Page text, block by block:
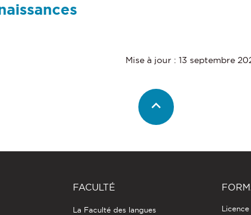
Mise à jour : 13 septembre
FACULTÉ
La Faculté des langues
Licence